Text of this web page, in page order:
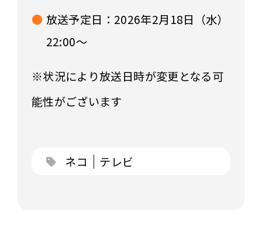
放送予定日：2026年2月18日（水）
22:00～
※状況により放送日時が変更となる可
能性がございます
ネコ テレビ